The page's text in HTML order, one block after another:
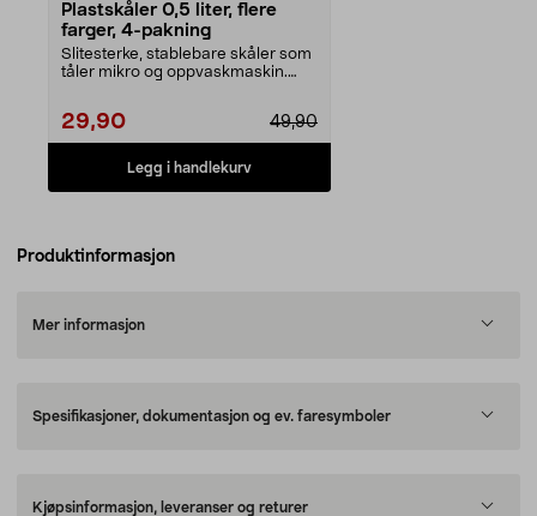
Plastskåler 0,5 liter, flere
farger, 4-pakning
Slitesterke, stablebare skåler som
tåler mikro og oppvaskmaskin.
49,90
29,90
Legg i handlekurv
Produktinformasjon
Mer informasjon
Spesifikasjoner, dokumentasjon og ev. faresymboler
Kjøpsinformasjon, leveranser og returer